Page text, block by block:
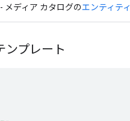
- メディア カタログのエンティティ
ンプレート